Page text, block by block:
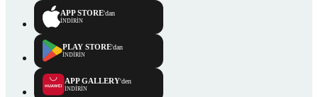
APP STORE'dan
İNDİRİN
PLAY STORE'dan
İNDİRİN
APP GALLERY'den
İNDİRİN